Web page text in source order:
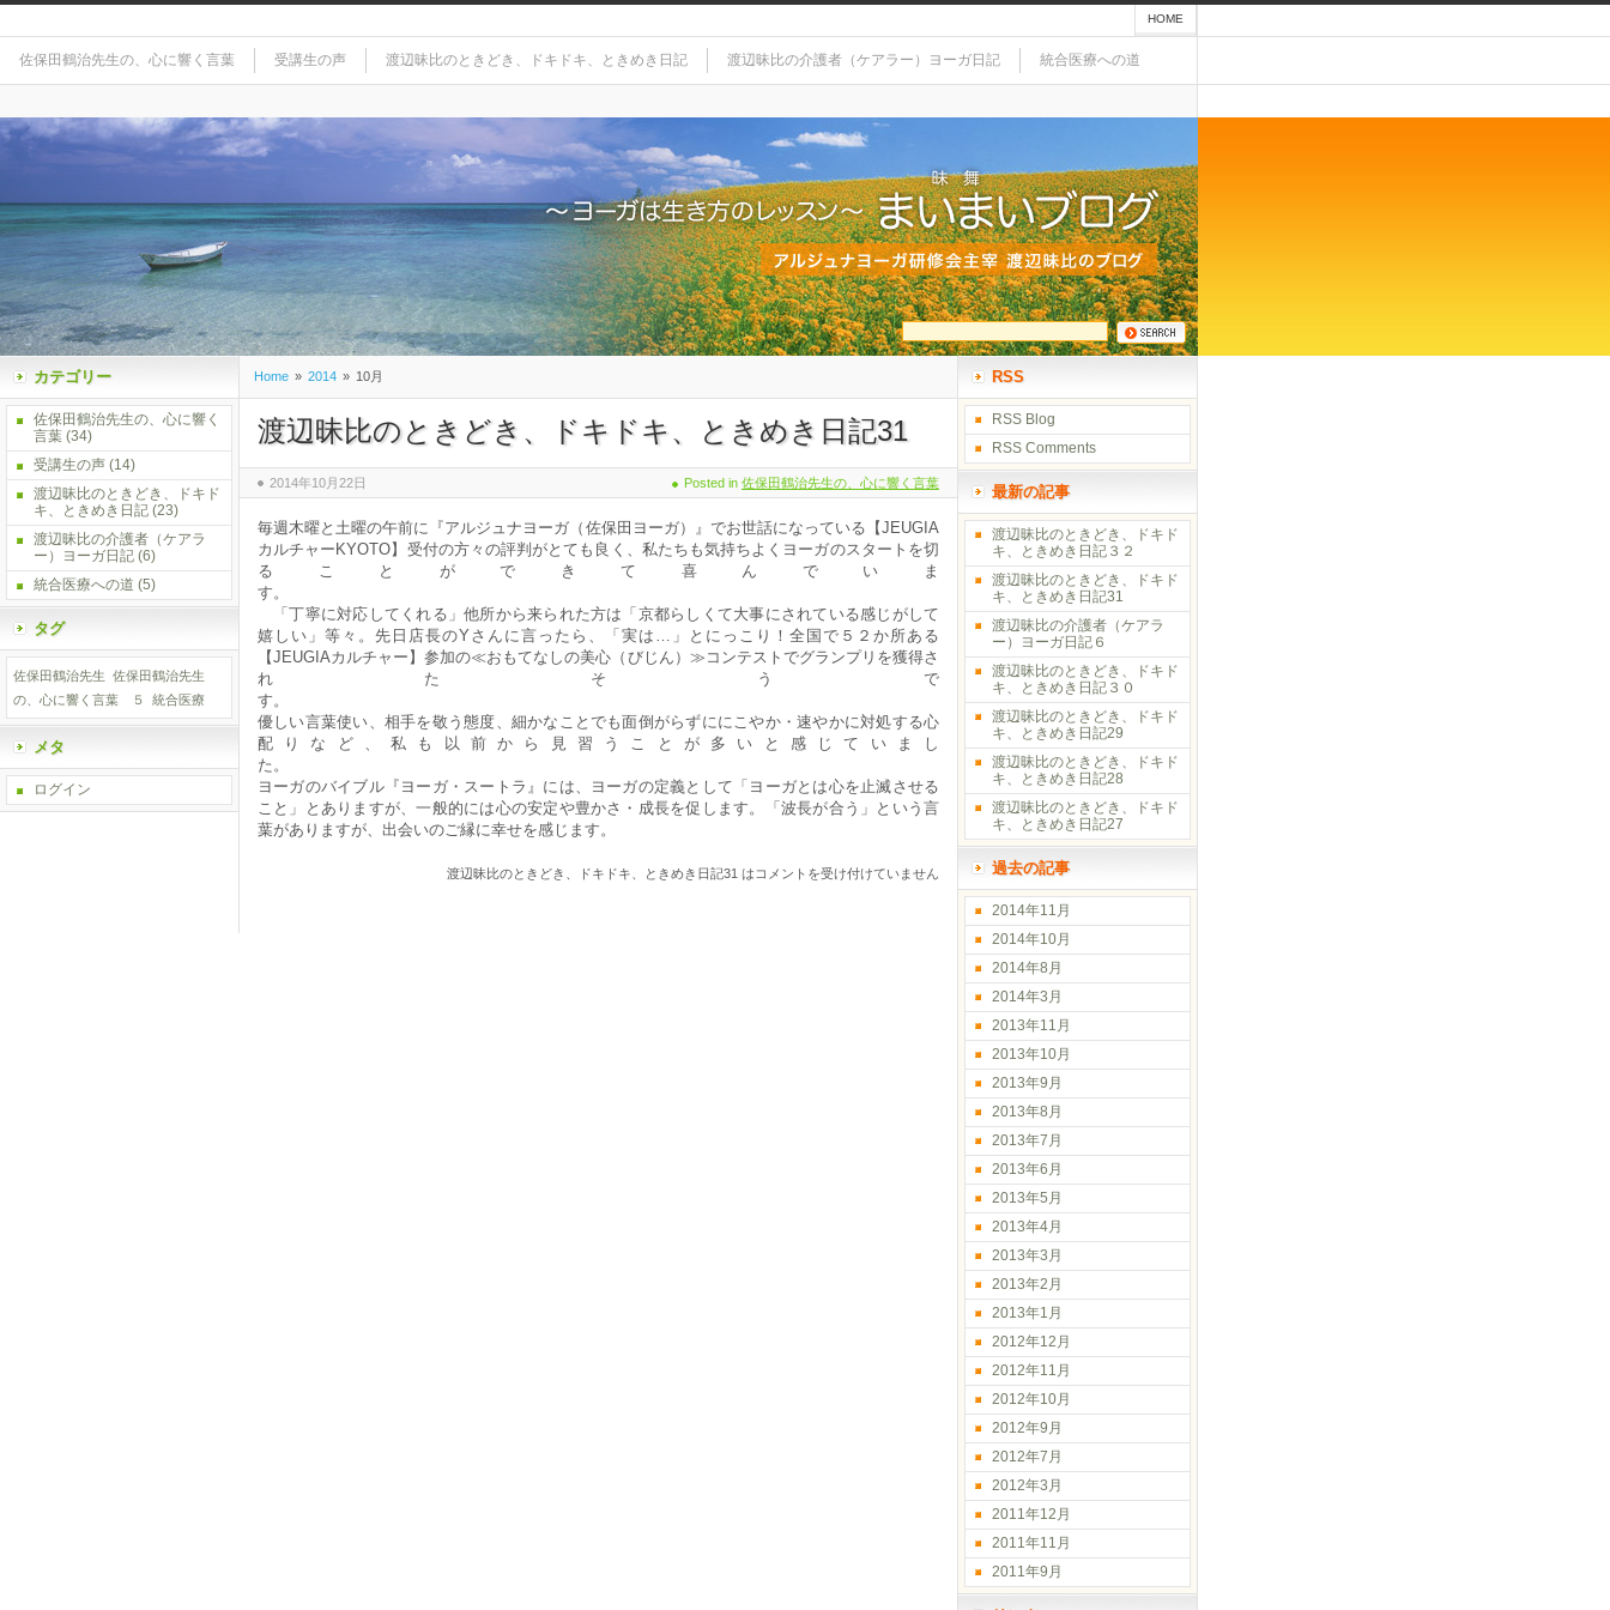
HOME
佐保田鶴治先生の、心に響く言葉 受講生の声 渡辺昧比のときどき、ドキドキ、ときめき日記 渡辺昧比の介護者（ケアラー）ヨーガ日記 統合医療への道
Home » 2014 » 10月
渡辺昧比のときどき、ドキドキ、ときめき日記31
2014年10月22日 Posted in 佐保田鶴治先生の、心に響く言葉
毎週木曜と土曜の午前に『アルジュナヨーガ（佐保田ヨーガ）』でお世話になっている【JEUGIA
カルチャーKYOTO】受付の方々の評判がとても良く、私たちも気持ちよくヨーガのスタートを切
ることができて喜んでいま
す。
「丁寧に対応してくれる」他所から来られた方は「京都らしくて大事にされている感じがして
嬉しい」等々。先日店長のYさんに言ったら、「実は…」とにっこり！全国で５２か所ある
【JEUGIAカルチャー】参加の≪おもてなしの美心（びじん）≫コンテストでグランプリを獲得さ
れたそうで
す。
優しい言葉使い、相手を敬う態度、細かなことでも面倒がらずににこやか・速やかに対処する心
配りなど、私も以前から見習うことが多いと感じていまし
た。
ヨーガのバイブル『ヨーガ・スートラ』には、ヨーガの定義として「ヨーガとは心を止滅させる
こと」とありますが、一般的には心の安定や豊かさ・成長を促します。「波長が合う」という言
葉がありますが、出会いのご縁に幸せを感じます。
渡辺昧比のときどき、ドキドキ、ときめき日記31 は コメントを受け付けていません
カテゴリー
佐保田鶴治先生の、心に響く
言葉 (34)
受講生の声 (14)
渡辺昧比のときどき、ドキド
キ、ときめき日記 (23)
渡辺昧比の介護者（ケアラ
ー）ヨーガ日記 (6)
統合医療への道 (5)
タグ
佐保田鶴治先生 佐保田鶴治先生
の、心に響く言葉 ５
統合医療
メタ
ログイン
RSS
RSS Blog
RSS Comments
最新の記事
渡辺昧比のときどき、ドキド
キ、ときめき日記３２
渡辺昧比のときどき、ドキド
キ、ときめき日記31
渡辺昧比の介護者（ケアラ
ー）ヨーガ日記６
渡辺昧比のときどき、ドキド
キ、ときめき日記３０
渡辺昧比のときどき、ドキド
キ、ときめき日記29
渡辺昧比のときどき、ドキド
キ、ときめき日記28
渡辺昧比のときどき、ドキド
キ、ときめき日記27
過去の記事
2014年11月
2014年10月
2014年8月
2014年3月
2013年11月
2013年10月
2013年9月
2013年8月
2013年7月
2013年6月
2013年5月
2013年4月
2013年3月
2013年2月
2013年1月
2012年12月
2012年11月
2012年10月
2012年9月
2012年7月
2012年3月
2011年12月
2011年11月
2011年9月